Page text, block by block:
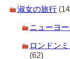
淑女の旅行
ニューヨ
ロンドン
(62)